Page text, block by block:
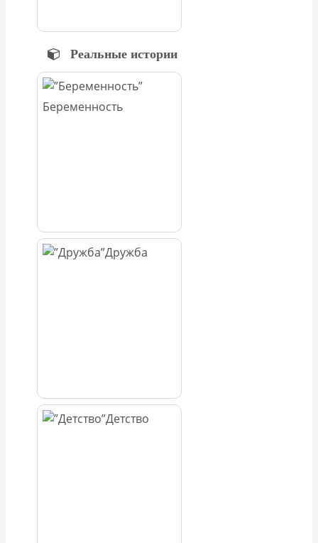
Реальные истории
Беременность
Дружба
Детство